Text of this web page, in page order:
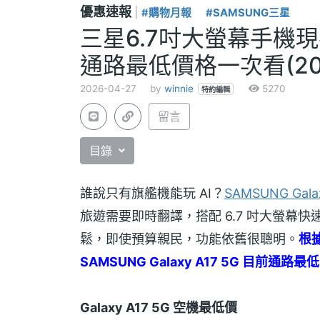
優惠速報 #購物月報 #SAMSUNG三星
三星6.7吋大螢幕手機
通路最低價格一次看
2026-04-27 by winnie 特約編輯 5270
留言
目錄
誰說只有旗艦機能玩 AI？ SAMSUNG
旅遊需要即時翻譯，搭配 6.7 吋大螢幕快
鬆，即使預算親民，功能依舊很聰明。 根
SAMSUNG Galaxy A17 5G 目前通路最
Galaxy A17 5G 空機最低價